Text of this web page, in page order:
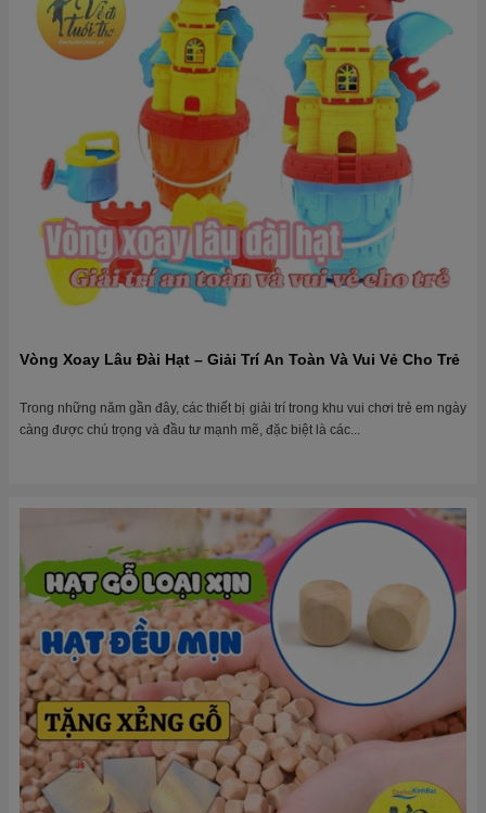
Vòng Xoay Lâu Đài Hạt – Giải Trí An Toàn Và Vui Vẻ Cho Trẻ
Trong những năm gần đây, các thiết bị giải trí trong khu vui chơi trẻ em ngày
càng được chú trọng và đầu tư mạnh mẽ, đặc biệt là các...